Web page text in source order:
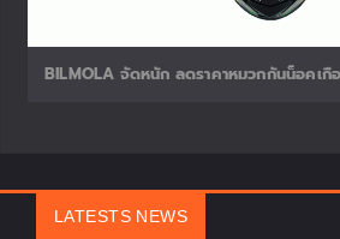
BILMOLA จัดหนัก ลดราคาหมวกกันน็อคเ
LATESTS NEWS